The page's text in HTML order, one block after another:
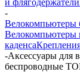
и флягодержатели
-
Велокомпьютеры
Велокомпьютеры
каденса
-Аксессуары для
беспроводные